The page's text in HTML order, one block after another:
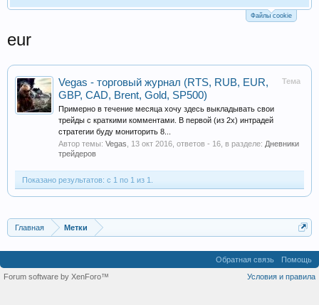
Файлы cookie
eur
Тема
Vegas - торговый журнал (RTS, RUB, EUR,
GBP, CAD, Brent, Gold, SP500)
Примерно в течение месяца хочу здесь выкладывать свои
трейды с краткими комментами. В первой (из 2х) интрадей
стратегии буду мониторить 8...
Автор темы: Vegas 13 окт 2016 , ответов - 16, в разделе: Дневники
трейдеров
Показано результатов: с 1 по 1 из 1.
Главная Метки
Обратная связь
Помощь
Условия и правила
Forum software by XenForo™